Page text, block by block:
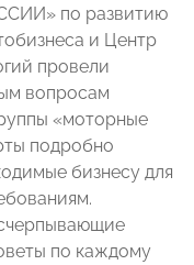
по развитию
и Центр
провели
вопросам
«моторные
подробно
бизнесу для
по каждому